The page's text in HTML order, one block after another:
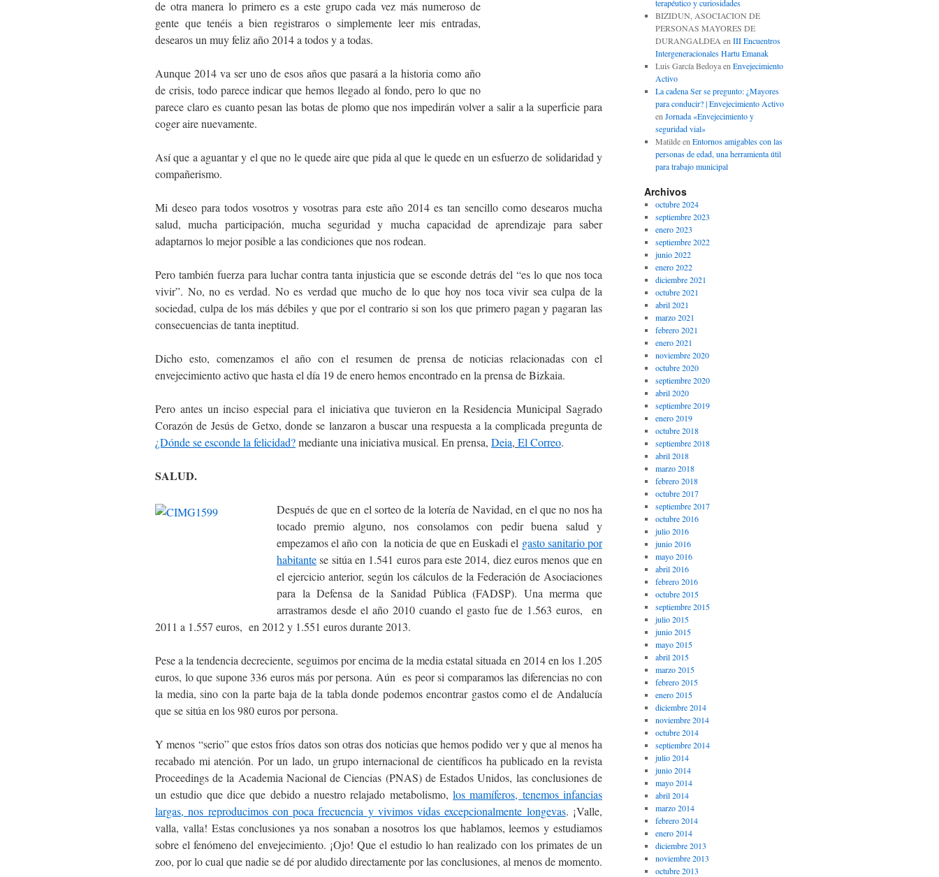
de otra manera lo primero es a este grupo cada vez más numeroso de
gente que tenéis a bien registraros o simplemente leer mis entradas,
desearos un muy feliz año 2014 a todos y a todas.
Aunque 2014 va ser uno de esos años que pasará a la historia como año
de crisis, todo parece indicar que hemos llegado al fondo, pero lo que no
parece claro es cuanto pesan las botas de plomo que nos impedirán volver a salir a la superficie para
coger aire nuevamente.
Así que a aguantar y el que no le quede aire que pida al que le quede en un esfuerzo de solidaridad y
compañerismo.
Mi deseo para todos vosotros y vosotras para este año 2014 es tan sencillo como desearos mucha
salud, mucha participación, mucha seguridad y mucha capacidad de aprendizaje para saber
adaptarnos lo mejor posible a las condiciones que nos rodean.
Pero también fuerza para luchar contra tanta injusticia que se esconde detrás del “es lo que nos toca
vivir”. No, no es verdad. No es verdad que mucho de lo que hoy nos toca vivir sea culpa de la
sociedad, culpa de los más débiles y que por el contrario si son los que primero pagan y pagaran las
consecuencias de tanta ineptitud.
Dicho esto, comenzamos el año con el resumen de prensa de noticias relacionadas con el
envejecimiento activo que hasta el día 19 de enero hemos encontrado en la prensa de Bizkaia.
Pero antes un inciso especial para el iniciativa que tuvieron en la Residencia Municipal Sagrado
Corazón de Jesús de Getxo, donde se lanzaron a buscar una respuesta a la complicada pregunta de
¿Dónde se esconde la felicidad?mediante una iniciativa musical. En prensa, Deia, El Correo.
SALUD.
Después de que en el sorteo de la lotería de Navidad, en el que no nos ha
tocado premio alguno, nos consolamos con pedir buena salud y
empezamos el año con la noticia de que en Euskadi el gasto sanitario por
habitantese sitúa en 1.541 euros para este 2014, diez euros menos que en
el ejercicio anterior, según los cálculos de la Federación de Asociaciones
para la Defensa de la Sanidad Pública (FADSP). Una merma que
arrastramos desde el año 2010 cuando el gasto fue de 1.563 euros, en
2011 a 1.557 euros, en 2012 y 1.551 euros durante 2013.
Pese a la tendencia decreciente, seguimos por encima de la media estatal situada en 2014 en los 1.205
euros, lo que supone 336 euros más por persona. Aún es peor si comparamos las diferencias no con
la media, sino con la parte baja de la tabla donde podemos encontrar gastos como el de Andalucía
que se sitúa en los 980 euros por persona.
Y menos “serio” que estos fríos datos son otras dos noticias que hemos podido ver y que al menos ha
recabado mi atención. Por un lado, un grupo internacional de científicos ha publicado en la revista
Proceedings de la Academia Nacional de Ciencias (PNAS) de Estados Unidos, las conclusiones de
un estudio que dice que debido a nuestro relajado metabolismo,los mamíferos, tenemos infancias
largas, nos reproducimos con poca frecuencia y vivimos vidas excepcionalmente longevas. ¡Valle,
valla, valla! Estas conclusiones ya nos sonaban a nosotros los que hablamos, leemos y estudiamos
sobre el fenómeno del envejecimiento. ¡Ojo! Que el estudio lo han realizado con los primates de un
zoo, por lo cual que nadie se dé por aludido directamente por las conclusiones, al menos de momento.
terapéutico y curiosidades
BIZIDUN, ASOCIACION DE
PERSONAS MAYORES DE
DURANGALDEA en III Encuentros
Intergeneracionales Hartu Emanak
Luis García Bedoyaen Envejecimiento
Activo
La cadena Ser se pregunto: ¿Mayores
para conducir? | Envejecimiento Activo
en Jornada «Envejecimiento y
seguridad vial»
Matildeen Entornos amigables con las
personas de edad, una herramienta útil
para trabajo municipal
Archivos
octubre 2024
septiembre 2023
enero 2023
septiembre 2022
junio 2022
enero 2022
diciembre 2021
octubre 2021
abril 2021
marzo 2021
febrero 2021
enero 2021
noviembre 2020
octubre 2020
septiembre 2020
abril 2020
septiembre 2019
enero 2019
octubre 2018
septiembre 2018
abril 2018
marzo 2018
febrero 2018
octubre 2017
septiembre 2017
octubre 2016
julio 2016
junio 2016
mayo 2016
abril 2016
febrero 2016
octubre 2015
septiembre 2015
julio 2015
junio 2015
mayo 2015
abril 2015
marzo 2015
febrero 2015
enero 2015
diciembre 2014
noviembre 2014
octubre 2014
septiembre 2014
julio 2014
junio 2014
mayo 2014
abril 2014
marzo 2014
febrero 2014
enero 2014
diciembre 2013
noviembre 2013
octubre 2013